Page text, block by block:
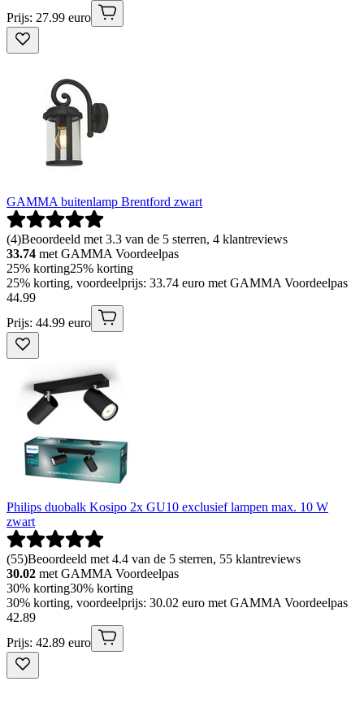
Prijs: 27.99 euro
GAMMA buitenlamp Brentford zwart
(4)Beoordeeld met 3.3 van de 5 sterren, 4 klantreviews
33.74 met GAMMA Voordeelpas
25% korting25% korting
25% korting, voordeelprijs: 33.74 euro met GAMMA Voordeelpas
44.99
Prijs: 44.99 euro
Philips duobalk Kosipo 2x GU10 exclusief lampen max. 10 W
zwart
(55)Beoordeeld met 4.4 van de 5 sterren, 55 klantreviews
30.02 met GAMMA Voordeelpas
30% korting30% korting
30% korting, voordeelprijs: 30.02 euro met GAMMA Voordeelpas
42.89
Prijs: 42.89 euro